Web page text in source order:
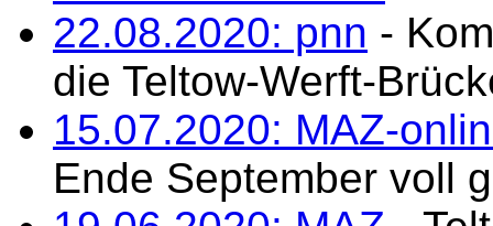
22.08.2020: pnn -
die Teltow-Werft-
15.07.2020: MAZ-
Ende September voll